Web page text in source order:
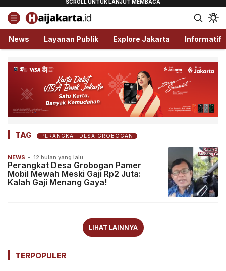
Haijakarta.id
Semua Tentang Jakarta Ada Disini!
News Layanan Publik Explore Jakarta Informatif
TAG PERANGKAT DESA GROBOGAN
NEWS - 12 bulan yang lalu
Perangkat Desa Grobogan Pamer
Mobil Mewah Meski Gaji Rp2 Juta:
Kalah Gaji Menang Gaya!
LIHAT LAINNYA
TERPOPULER